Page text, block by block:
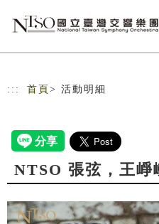
::: 首頁 > 活動明細
NTSO 張弦，王崢